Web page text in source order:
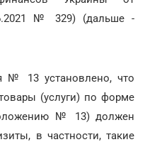
№ 329) (дальше -
№ 13 установлено, что
(услуги) по форме
№ 13) должен
в частности, такие